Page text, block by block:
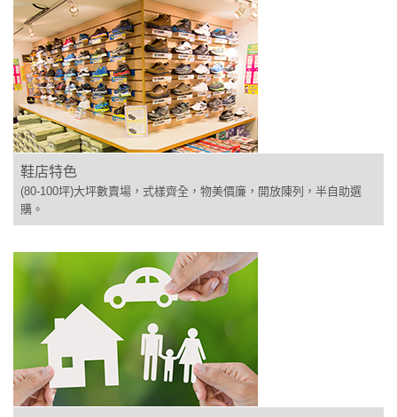
鞋店特色
(80-100坪)大坪數賣場，式樣齊全，物美價廉，開放陳列，半自助選
購。